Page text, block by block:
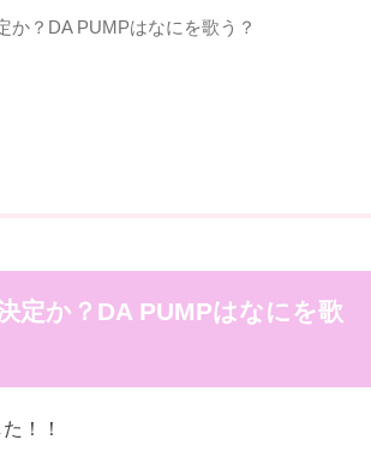
か？DA PUMPはなにを歌う？
定か？DA PUMPはなにを歌
！！